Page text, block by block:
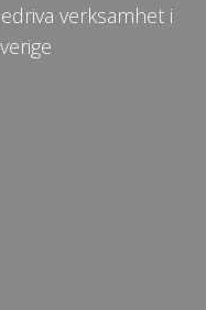
verksamhet i